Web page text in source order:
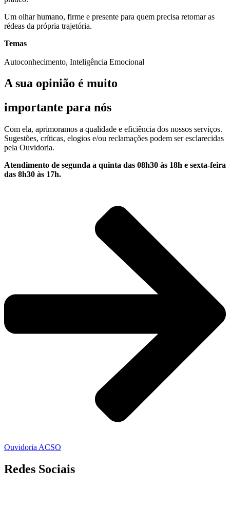
Um olhar humano, firme e presente para quem precisa retomar as
rédeas da própria trajetória.
Temas
Autoconhecimento, Inteligência Emocional
A sua opinião é muito
importante para nós
Com ela, aprimoramos a qualidade e eficiência dos nossos serviços.
Sugestões, críticas, elogios e/ou reclamações podem ser esclarecidas
pela Ouvidoria.
Atendimento de segunda a quinta das 08h30 às 18h e sexta-feira
das 8h30 às 17h.
Ouvidoria ACSO
Redes Sociais